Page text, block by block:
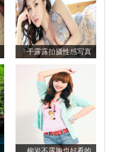
干露露拍摄性感写真